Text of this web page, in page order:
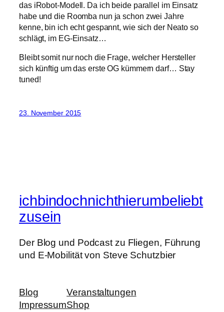
das iRobot-Modell. Da ich beide parallel im Einsatz
habe und die Roomba nun ja schon zwei Jahre
kenne, bin ich echt gespannt, wie sich der Neato so
schlägt, im EG-Einsatz…
Bleibt somit nur noch die Frage, welcher Hersteller
sich künftig um das erste OG kümmern darf… Stay
tuned!
23. November 2015
ichbindochnichthierumbeliebt
zusein
Der Blog und Podcast zu Fliegen, Führung
und E-Mobilität von Steve Schutzbier
Blog
Impressum
Veranstaltungen
Shop